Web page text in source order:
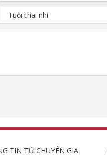
TIN TỪ CHUYÊN GIA